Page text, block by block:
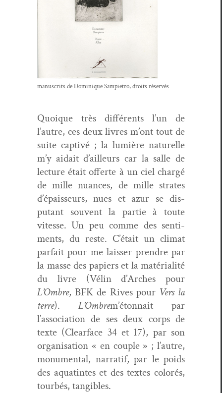
man­u­scrits de Dominique Sampi­etro, droits réservés
Quoique très dif­férents l’un de
l’autre, ces deux livres m’ont tout de
suite cap­tivé ; la lumière naturelle
m’y aidait d’ailleurs car la salle de
lec­ture était offerte à un ciel chargé
de mille nuances, de mille strates
d’épaisseurs, nues et azur se dis­
putant sou­vent la par­tie à toute
vitesse. Un peu comme des sen­ti­
ments, du reste. C’était un cli­mat
par­fait pour me laiss­er pren­dre par
la masse des papiers et la matéri­al­ité
du livre (Vélin d’Arches pour
L’Ombre, BFK de Rives pour Vers la
terre). L’Ombrem’étonnait par
l’association de ses deux corps de
texte (Clear­face 34 et 17), par son
organ­i­sa­tion « en cou­ple » ; l’autre,
mon­u­men­tal, nar­ratif, par le poids
des aquat­intes et des textes col­orés,
tour­bés, tangibles.